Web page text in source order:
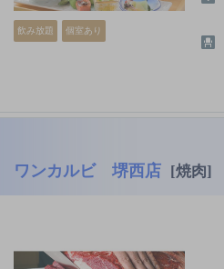
飲み放題 個室あり
ワンカルビ 堺西店 [焼肉]